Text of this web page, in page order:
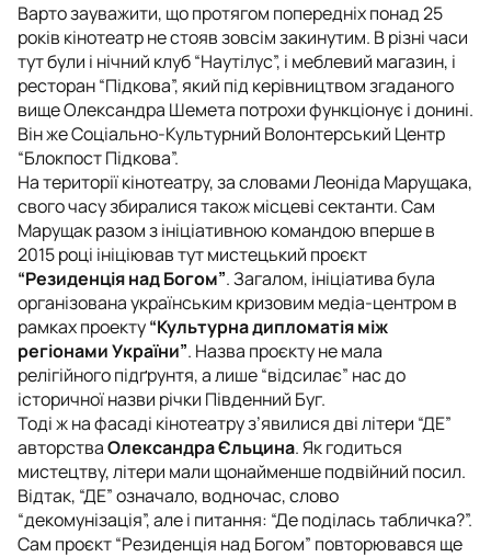
Варто зауважити, що протягом попередніх понад 25
років кінотеатр не стояв зовсім закинутим. В різні часи
тут були і нічний клуб “Наутілус”, і меблевий магазин, і
ресторан “Підкова”, який під керівництвом згаданого
вище Олександра Шемета потрохи функціонує і донині.
Він же Соціально-Культурний Волонтерський Центр
“Блокпост Підкова”.
На території кінотеатру, за словами Леоніда Марущака,
свого часу збиралися також місцеві сектанти. Сам
Марущак разом з ініціативною командою вперше в
2015 році ініціював тут мистецький проєкт
“Резиденція над Богом”. Загалом, ініціатива була
організована українським кризовим медіа-центром в
рамках проекту“Культурна дипломатія між
регіонами України”. Назва проєкту не мала
релігійного підґрунтя, а лише “відсилає” нас до
історичної назви річки Південний Буг.
Тоді ж на фасаді кінотеатру з’явилися дві літери “ДЕ”
авторстваОлександра Єльцина. Як годиться
мистецтву, літери мали щонайменше подвійний посил.
Відтак, “ДЕ” означало, водночас, слово
“декомунізація”, але і питання: “Де поділась табличка?”.
Сам проєкт “Резиденція над Богом” повторювався ще